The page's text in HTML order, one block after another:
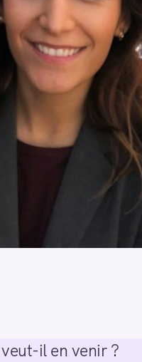
il en venir ?